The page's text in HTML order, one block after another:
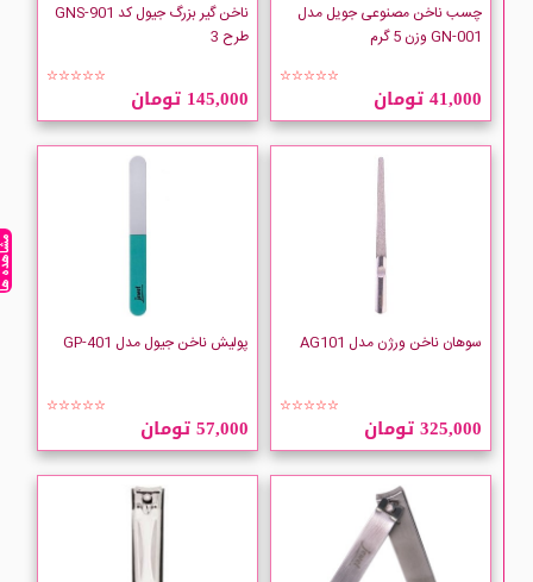
چسب ناخن مصنوعی جویل مدل
GN-001 وزن 5 گرم
☆☆☆☆☆
41,000 تومان
ناخن گیر بزرگ جیول کد GNS-901
طرح 3
☆☆☆☆☆
145,000 تومان
سوهان ناخن ورژن مدل AG101
☆☆☆☆☆
325,000 تومان
پولیش ناخن جیول مدل GP-401
☆☆☆☆☆
57,000 تومان